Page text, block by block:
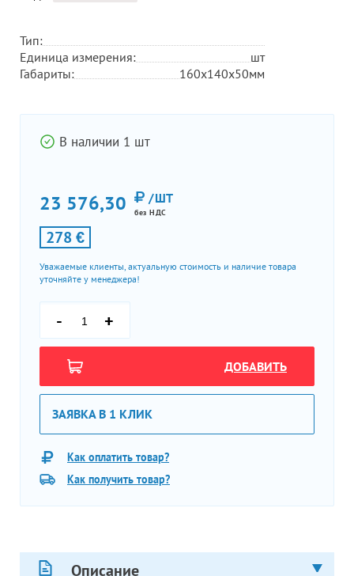
Тип:
Единица измерения:
шт
Габариты:
160х140х50мм
В наличии 1 шт
23 576,30 /ШТ
без НДС
278 €
Уважаемые клиенты, актуальную стоимость и наличие товара
уточняйте у менеджера!
- +
ДОБАВИТЬ
ЗАЯВКА В 1 КЛИК
Как оплатить товар?
Как получить товар?
Описание